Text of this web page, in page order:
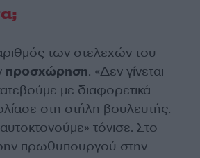
των στελεχών του
προσχώρηση. «Δεν γίνεται
με διαφορετικά
στη στήλη βουλευτής.
τόνισε. Στο
πρωθυπουργού στην